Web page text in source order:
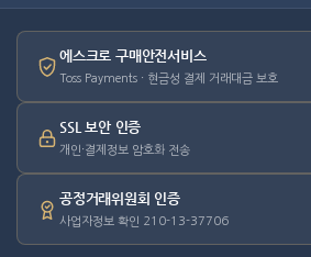
에스크로 구매안전서비스
Toss Payments · 현금성 결제 거래대금 보호
SSL 보안 인증
개인·결제정보 암호화 전송
공정거래위원회 인증
사업자정보 확인 210-13-37706